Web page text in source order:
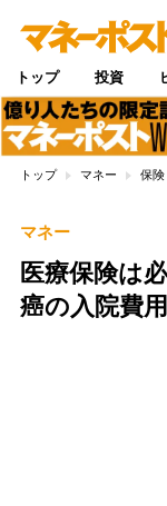
トップ 投資
トップ マネー 保険
マネー
医療保険は
癌の入院費